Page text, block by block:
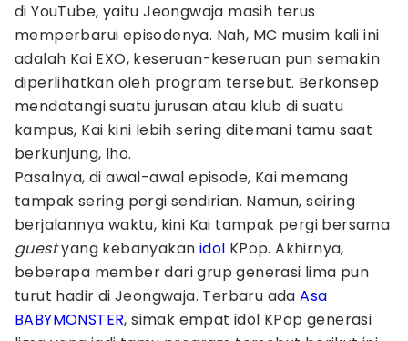
di YouTube, yaitu Jeongwaja masih terus
memperbarui episodenya. Nah, MC musim kali ini
adalah Kai EXO, keseruan-keseruan pun semakin
diperlihatkan oleh program tersebut. Berkonsep
mendatangi suatu jurusan atau klub di suatu
kampus, Kai kini lebih sering ditemani tamu saat
berkunjung, lho.
Pasalnya, di awal-awal episode, Kai memang
tampak sering pergi sendirian. Namun, seiring
berjalannya waktu, kini Kai tampak pergi bersama
guestyang kebanyakan idol KPop. Akhirnya,
beberapa member dari grup generasi lima pun
turut hadir di Jeongwaja. Terbaru adaAsa
BABYMONSTER, simak empat idol KPop generasi